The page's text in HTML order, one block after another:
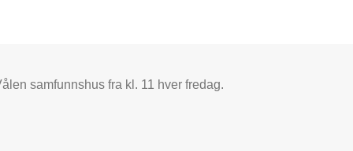
samfunnshus fra kl. 11 hver fredag.